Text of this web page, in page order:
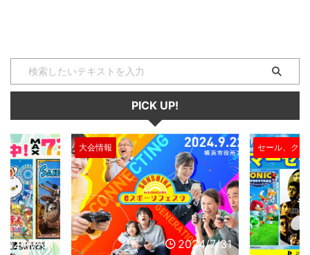
は"ひろとひろ"さんで、生粋の格
ゲープレイヤーであることが発
どからゲームへの愛がひしひしと
たので、 ...
え、今年で活動開始から9年目に
なります。また、岡山県内で2回
開催された『B ...
PICK UP!
2024/7/31
大会情報
2024/7/31
セール、クー